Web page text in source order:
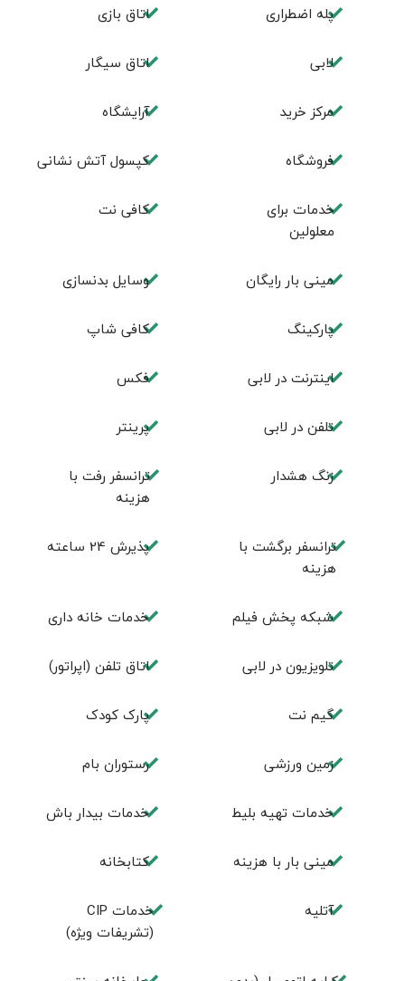
پله اضطراری اتاق بازی
لابی اتاق سیگار
مرکز خرید آرایشگاه
فروشگاه کپسول آتش نشانی
خدمات برای
معلولین
کافی نت
مینی بار رایگان وسایل بدنسازی
پاركينگ كافی شاپ
اينترنت در لابی فكس
تلفن در لابی پرینتر
زنگ هشدار
ترانسفر رفت با
هزینه
ترانسفر برگشت با
هزینه
پذیرش 24 ساعته
شبکه پخش فیلم خدمات خانه داری
تلویزیون در لابی اتاق تلفن (اپراتور)
گیم نت پارک کودک
زمین ورزشی رستوران بام
خدمات تهيه بليط خدمات بیدار باش
مینی بار با هزینه كتابخانه
آتلیه
خدمات CIP
(تشریفات ویژه)